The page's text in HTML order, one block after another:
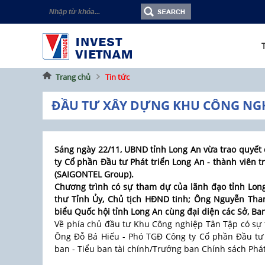
Trang chủ Tin tức
ĐẦU TƯ XÂY DỰNG KHU CÔNG
Sáng ngày 22/11, UBND tỉnh Long An vừa trao
ty Cổ phần Đầu tư Phát triển Long An - thành viên
(SAIGONTEL Group).
Chương trình có sự tham dự của lãnh đạo tỉnh
thư Tỉnh Ủy, Chủ tịch HĐND tinh; Ông Nguyễn
biểu Quốc hội tỉnh Long An cùng đại diện các Sở,
Về phía chủ đầu tư Khu Công nghiệp Tân Tập có
Ông Đỗ Bá Hiếu - Phó TGĐ Công ty Cổ phần Đầu
ban - Tiểu ban tài chính/Trưởng ban Chính sách